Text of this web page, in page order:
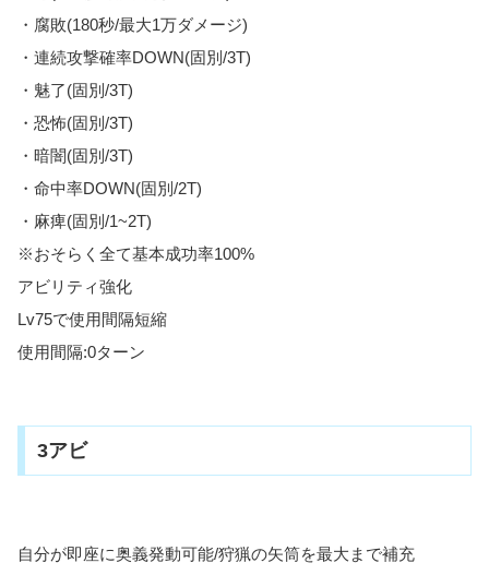
・腐敗(180秒/最大1万ダメージ)
・連続攻撃確率DOWN(固別/3T)
・魅了(固別/3T)
・恐怖(固別/3T)
・暗闇(固別/3T)
・命中率DOWN(固別/2T)
・麻痺(固別/1~2T)
※おそらく全て基本成功率100%
アビリティ強化
Lv75で使用間隔短縮
使用間隔:0ターン
3アビ
自分が即座に奥義発動可能/狩猟の矢筒を最大まで補充